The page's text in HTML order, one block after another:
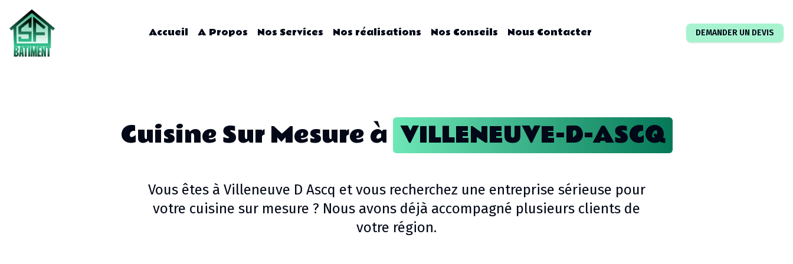
Accueil A Propos Nos Services Nos réalisations Nos Conseils Nous Contacter DEMANDER UN DEVIS
Cuisine Sur Mesureà VILLENEUVE-D-ASCQ
Vous êtes à Villeneuve D Ascq et vous recherchez une entreprise sérieuse pour
votre cuisine sur mesure ? Nous avons déjà accompagné plusieurs clients de
votre région.